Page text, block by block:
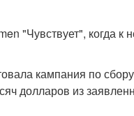
"Чувствует", когда к
кампания по
долларов из